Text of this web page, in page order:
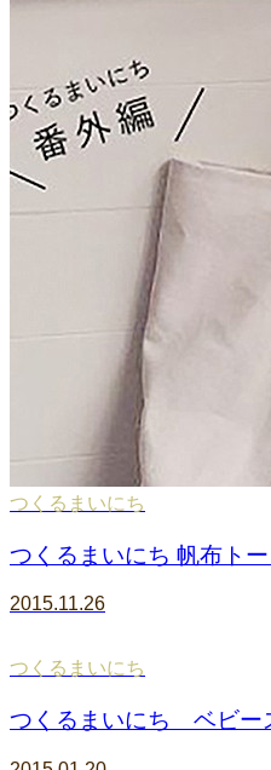
つくるまいにち
つくるまいにち 帆布ト
2015.11.26
つくるまいにち
つくるまいにち ベビー